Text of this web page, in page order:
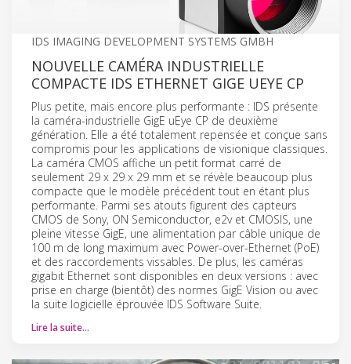
IDS IMAGING DEVELOPMENT SYSTEMS GMBH
NOUVELLE CAMÉRA INDUSTRIELLE
COMPACTE IDS ETHERNET GIGE UEYE CP
Plus petite, mais encore plus performante : IDS présente
la caméra-industrielle GigE uEye CP de deuxième
génération. Elle a été totalement repensée et conçue sans
compromis pour les applications de visionique classiques.
La caméra CMOS affiche un petit format carré de
seulement 29 x 29 x 29 mm et se révèle beaucoup plus
compacte que le modèle précédent tout en étant plus
performante. Parmi ses atouts figurent des capteurs
CMOS de Sony, ON Semiconductor, e2v et CMOSIS, une
pleine vitesse GigE, une alimentation par câble unique de
100 m de long maximum avec Power-over-Ethernet (PoE)
et des raccordements vissables. De plus, les caméras
gigabit Ethernet sont disponibles en deux versions : avec
prise en charge (bientôt) des normes GigE Vision ou avec
la suite logicielle éprouvée IDS Software Suite.
Lire la suite…